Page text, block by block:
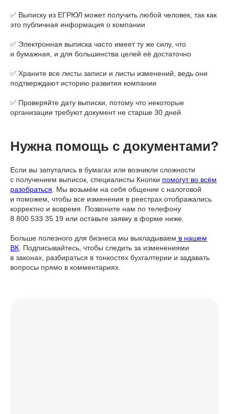
✅ Выписку из ЕГРЮЛ может получить любой человек, так как
это публичная информация о компании
✅ Электронная выписка часто имеет ту же силу, что
и бумажная, и для большинства целей её достаточно
✅ Храните все листы записи и листы изменений, ведь они
подтверждают историю развития компании
✅ Проверяйте дату выписки, потому что некоторые
организации требуют документ не старше 30 дней
Нужна помощь с документами?
Если вы запутались в бумагах или возникли сложности
с получением выписок, специалисты Кнопки помогут во всём
разобраться . Мы возьмём на себя общение с налоговой
и поможем, чтобы все изменения в реестрах отображались
корректно и вовремя. Позвоните нам по телефону
8 800 533 35 19 или оставьте заявку в форме ниже.
Больше полезного для бизнеса мы выкладываем в нашем
ВК . Подписывайтесь, чтобы следить за изменениями
в законах, разбираться в тонкостях бухгалтерии и задавать
вопросы прямо в комментариях.